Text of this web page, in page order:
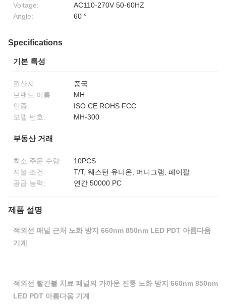
Voltage:
AC110-270V 50-60HZ
Angle:
60 °
Specifications
기본 특성
원산지:
중국
브랜드 이름:
MH
인증:
ISO CE ROHS FCC
모델 번호:
MH-300
부동산 거래
최소 주문 수량:
10PCS
지불 조건:
T/T, 웨스턴 유니온, 머니그램, 페이팔
공급 능력:
연간 50000 PC
제품 설명
적외선 패널 근처 노화 방지 660nm 850nm LED PDT 아름다움
기계
적외선 빨간불 치료 패널의 가까운 진통 노화 방지 660nm 850nm
LED PDT 아름다움 기계